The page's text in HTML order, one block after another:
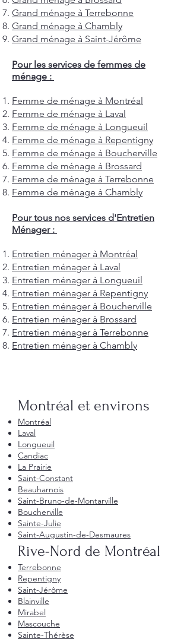
Grand ménage à Terrebonne
Grand ménage à Chambly
Grand ménage à Saint-Jérôme
Pour les services de femmes de
ménage :
Femme de ménage à Montréal
Femme de ménage à Laval
Femme de ménage à Longueuil
Femme de ménage à Repentigny
Femme de ménage à Boucherville
Femme de ménage à Brossard
Femme de ménage à Terrebonne
Femme de ménage à Chambly
Pour tous nos services d'Entretien
Ménager :
Entretien ménager à Montréal
Entretien ménager à Laval
Entretien ménager à Longueuil
Entretien ménager à Repentigny
Entretien ménager à Boucherville
Entretien ménager à Brossard
Entretien ménager à Terrebonne
Entretien ménager à Chambly
Montréal et environs
Montréal
Laval
Longueuil
Candiac
La Prairie
Saint-Constant
Beauharnois
Saint-Bruno-de-Montarville
Boucherville
Sainte-Julie
Saint-Augustin-de-Desmaures
Rive-Nord de Montréal
Terrebonne
Repentigny
Saint-Jérôme
Blainville
Mirabel
Mascouche
Sainte-Thérèse